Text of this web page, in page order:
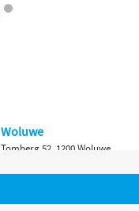
Woluwe
Tomberg 52, 1200 Woluwe
Namur